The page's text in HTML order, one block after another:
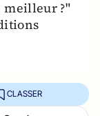
meilleur ?"
CLASSER